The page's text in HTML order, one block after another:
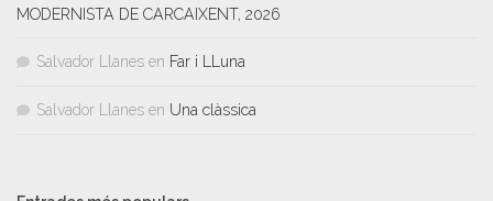
MODERNISTA DE CARCAIXENT, 2026
Salvador Llanes en Far i LLuna
Salvador Llanes en Una clàssica